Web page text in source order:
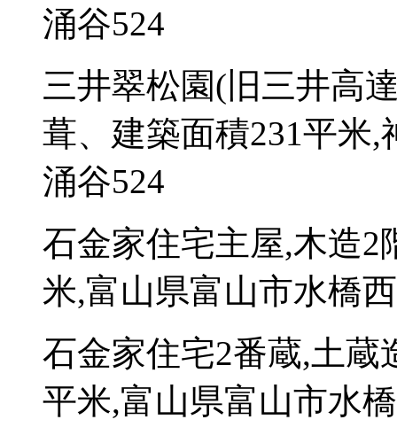
涌谷524
三井翠松園(旧三井高
葺、建築面積231平米
涌谷524
石金家住宅主屋,木造2
米,富山県富山市水橋
石金家住宅2番蔵,土蔵
平米,富山県富山市水